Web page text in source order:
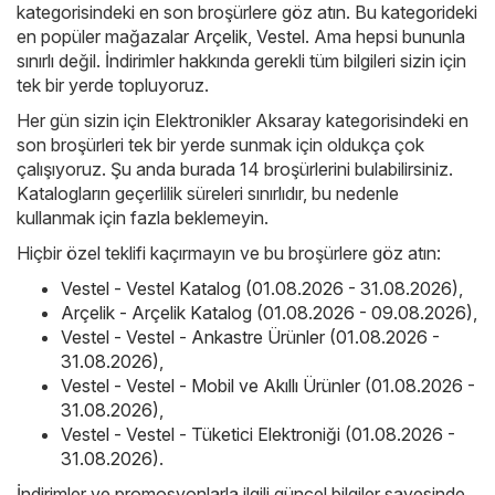
kategorisindeki en son broşürlere göz atın. Bu kategorideki
en popüler mağazalar Arçelik, Vestel. Ama hepsi bununla
sınırlı değil. İndirimler hakkında gerekli tüm bilgileri sizin için
tek bir yerde topluyoruz.
Her gün sizin için Elektronikler Aksaray kategorisindeki en
son broşürleri tek bir yerde sunmak için oldukça çok
çalışıyoruz. Şu anda burada 14 broşürlerini bulabilirsiniz.
Katalogların geçerlilik süreleri sınırlıdır, bu nedenle
kullanmak için fazla beklemeyin.
Hiçbir özel teklifi kaçırmayın ve bu broşürlere göz atın:
Vestel - Vestel Katalog (01.08.2026 - 31.08.2026),
Arçelik - Arçelik Katalog (01.08.2026 - 09.08.2026),
Vestel - Vestel - Ankastre Ürünler (01.08.2026 -
31.08.2026),
Vestel - Vestel - Mobil ve Akıllı Ürünler (01.08.2026 -
31.08.2026),
Vestel - Vestel - Tüketici Elektroniği (01.08.2026 -
31.08.2026).